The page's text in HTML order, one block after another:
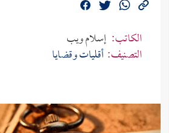
الكاتب: إسلام ويب
التصنيف:أقليات وقضايا